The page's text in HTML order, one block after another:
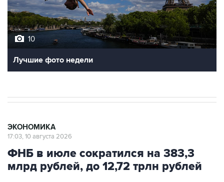
10
Лучшие фото недели
ЭКОНОМИКА
17:03, 10 августа 2026
ФНБ в июле сократился на 383,3
млрд рублей, до 12,72 трлн рублей